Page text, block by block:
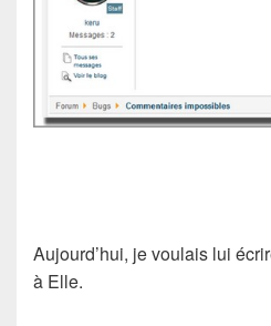
Aujourd’hui, je voulais lui
à Elle.